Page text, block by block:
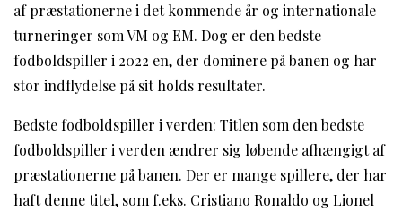
af præstationerne i det kommende år og internationale
turneringer som VM og EM. Dog er den bedste
fodboldspiller i 2022 en, der dominere på banen og har
stor indflydelse på sit holds resultater.
Bedste fodboldspiller i verden: Titlen som den bedste
fodboldspiller i verden ændrer sig løbende afhængigt af
præstationerne på banen. Der er mange spillere, der har
haft denne titel, som f.eks. Cristiano Ronaldo og Lionel